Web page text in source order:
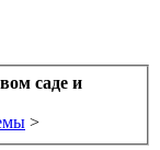
саде и
>